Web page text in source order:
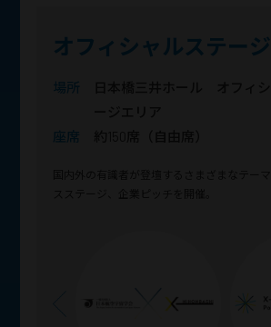
オフィシャルステー
場所
座席